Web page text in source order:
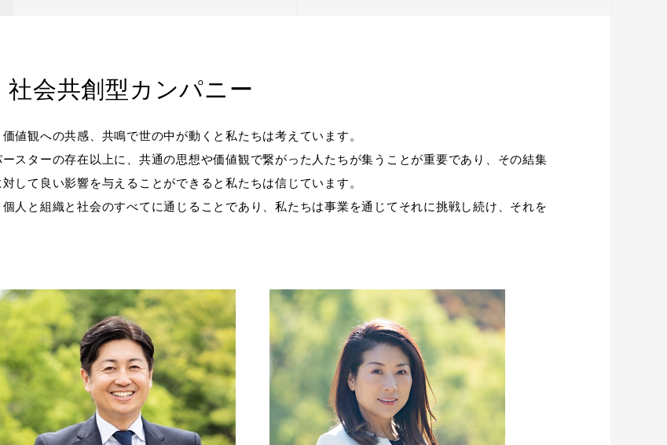
社会共創型カンパニー
値観への共感、共鳴で世の中が動くと私たちは考えています。
スターの存在以上に、共通の思想や価値観で繋がった人たちが集うことが重要であり、その結集
して良い影響を与えることができると私たちは信じています。
人と組織と社会のすべてに通じることであり、私たちは事業を通じてそれに挑戦し続け、それを